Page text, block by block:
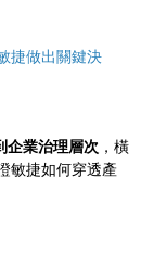
捷做出關鍵決
企業治理層次 ，橫
敏捷如何穿透產